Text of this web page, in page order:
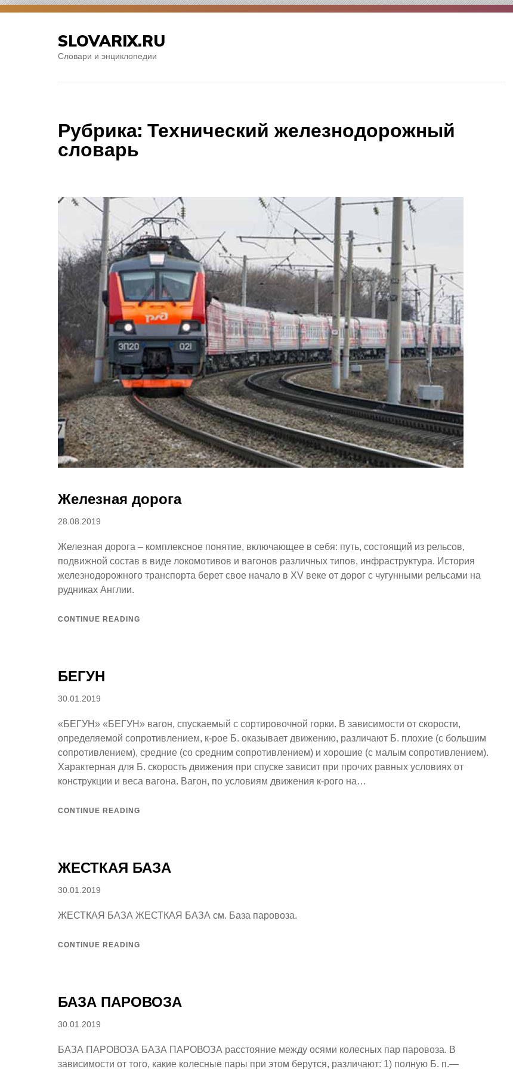
Skip
SLOVARIX.RU
Словари и энциклопедии
Рубрика: Технический железнодорожный
словарь
Железная дорога
Posted
28.08.2019
Железная дорога – комплексное понятие, включающее в себя: путь, состоящий из рельсов,
подвижной состав в виде локомотивов и вагонов различных типов, инфраструктура. История
железнодорожного транспорта берет свое начало в XV веке от дорог с чугунными рельсами на
рудниках Англии.
CONTINUE READING
БЕГУН
Posted
30.01.2019
«БЕГУН» «БЕГУН» вагон, спускаемый с сортировочной горки. В зависимости от скорости,
определяемой сопротивлением, к-рое Б. оказывает движению, различают Б. плохие (с большим
сопротивлением), средние (со средним сопротивлением) и хорошие (с малым сопротивлением).
Характерная для Б. скорость движения при спуске зависит при прочих равных условиях от
конструкции и веса вагона. Вагон, по условиям движения к-рого на…
CONTINUE READING
ЖЕСТКАЯ БАЗА
Posted
30.01.2019
ЖЕСТКАЯ БАЗА ЖЕСТКАЯ БАЗА см. База паровоза.
CONTINUE READING
БАЗА ПАРОВОЗА
Posted
30.01.2019
БАЗА ПАРОВОЗА БАЗА ПАРОВОЗА расстояние между осями колесных пар паровоза. В
зависимости от того, какие колесные пары при этом берутся, различают: 1) полную Б. п.—